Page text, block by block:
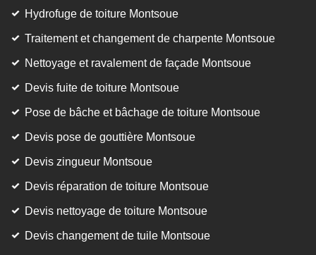
Hydrofuge de toiture Montsoue
Traitement et changement de charpente Montsoue
Nettoyage et ravalement de façade Montsoue
Devis fuite de toiture Montsoue
Pose de bâche et bâchage de toiture Montsoue
Devis pose de gouttière Montsoue
Devis zingueur Montsoue
Devis réparation de toiture Montsoue
Devis nettoyage de toiture Montsoue
Devis changement de tuile Montsoue